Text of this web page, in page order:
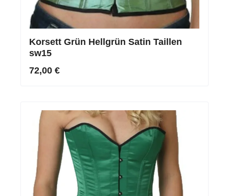
Korsett Grün Hellgrün Satin Taillen
sw15
72,00 €